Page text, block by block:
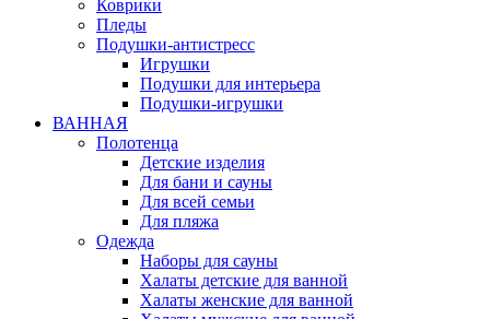
Коврики
Пледы
Подушки-антистресс
Игрушки
Подушки для интерьера
Подушки-игрушки
ВАННАЯ
Полотенца
Детские изделия
Для бани и сауны
Для всей семьи
Для пляжа
Одежда
Наборы для сауны
Халаты детские для ванной
Халаты женские для ванной